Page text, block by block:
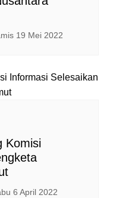
19 Mei 2022
Komisi
6 April 2022